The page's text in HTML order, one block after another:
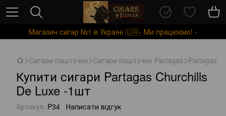
Магазин сигар №1 в Україні 🇺🇦- Ми працюємо! -
Сигари поштучно Сигари поштучно Partagas Partagas
Купити сигари Partagas Churchills
De Luxe -1шт
Артикул: P34 Написати відгук